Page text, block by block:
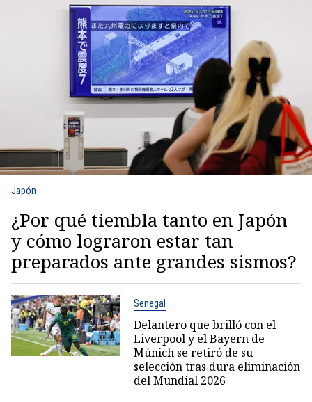
Japón
¿Por qué tiembla tanto en Japón
y cómo lograron estar tan
preparados ante grandes sismos?
Senegal
Delantero que brilló con el
Liverpool y el Bayern de
Múnich se retiró de su
selección tras dura eliminación
del Mundial 2026